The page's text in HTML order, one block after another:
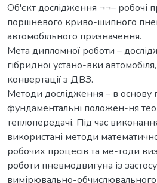
Об'єкт дослідження ¬¬– робочі
поршневого криво-шипного
автомобільного призначення.
Мета дипломної роботи –
гібридної устано-вки
конвертації з ДВЗ.
Методи дослідження – в основу
фундаментальні положен-ня
теплопередачі. Під час
використані методи
робочих процесів та ме-тоди
роботи пневмодвигуна із
вимірювально-